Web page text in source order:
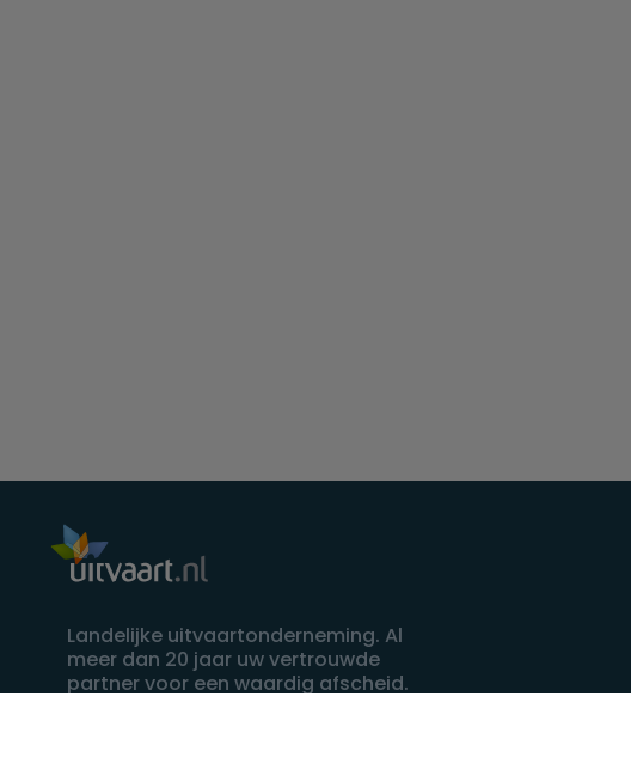
Landelijke uitvaartonderneming. Al
meer dan 20 jaar uw vertrouwde
partner voor een waardig afscheid.